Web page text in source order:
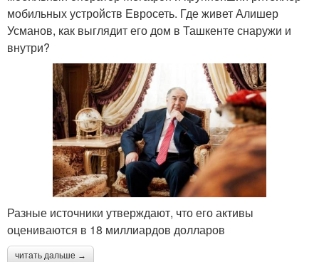
мобильных устройств Евросеть. Где живет Алишер
Усманов, как выглядит его дом в Ташкенте снаружи и
внутри?
Разные источники утверждают, что его активы
оцениваются в 18 миллиардов долларов
читать дальше →